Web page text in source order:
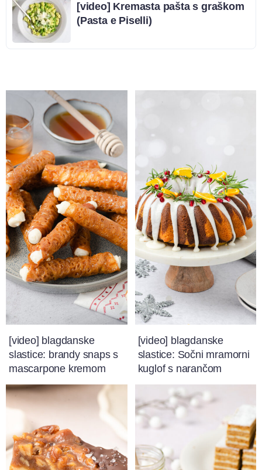
[video] Kremasta pašta s graškom
(Pasta e Piselli)
[video] blagdanske
slastice: brandy snaps s
mascarpone kremom
[video] blagdanske
slastice: Sočni mramorni
kuglof s narančom